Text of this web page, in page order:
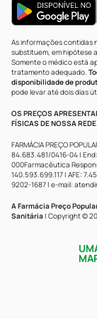
As informações contidas
substituem, em hipótese
Somente o médico está
tratamento adequado.
disponibilidade de
pode levar até dois dias
OS PREÇOS
FÍSICAS DE NOSSA
FARMÁCIA PREÇO
84.683.481/0416-04 |
000Farmacêutica
140.593.699.117 | AFE:
9202-1687 | e-mail:
A Farmácia Preço
Sanitária | Copyright ©